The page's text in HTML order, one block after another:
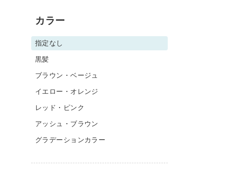
カラー
指定なし
黒髪
ブラウン・ベージュ
イエロー・オレンジ
レッド・ピンク
アッシュ・ブラウン
グラデーションカラー